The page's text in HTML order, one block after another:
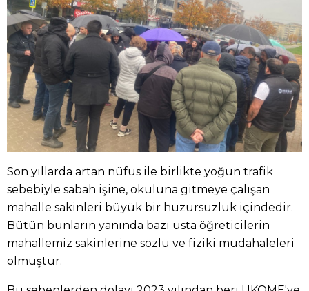
Son yıllarda artan nüfus ile birlikte yoğun trafik
sebebiyle sabah işine, okuluna gitmeye çalışan
mahalle sakinleri büyük bir huzursuzluk içindedir.
Bütün bunların yanında bazı usta öğreticilerin
mahallemiz sakinlerine sözlü ve fiziki müdahaleleri
olmuştur.